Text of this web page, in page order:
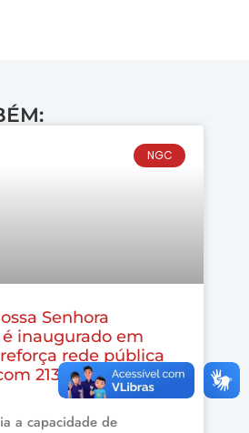
NGC
Senhora
inaugurado em
rede pública
213 leitos na
a capacidade de